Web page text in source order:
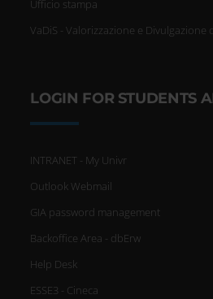
Ufficio stampa
VaDiS - Valorizzazione e Divulgazione
LOGIN FOR STUDENTS
INTRANET - My Univr
Outlook Webmail
GIA password management
Backoffice Area - dbErw
Help Desk
ESSE3 - Cineca